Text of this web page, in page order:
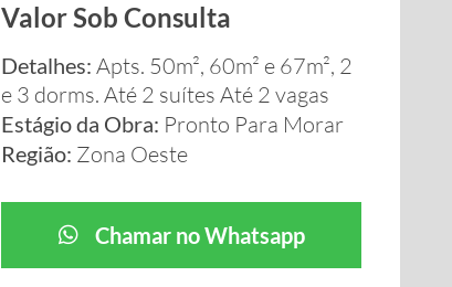
Valor Sob Consulta
Detalhes:Apts. 50m², 60m² e 67m², 2
e 3 dorms. Até 2 suítes Até 2 vagas
Estágio da Obra: Pronto Para Morar
Região: Zona Oeste
Chamar no Whatsapp